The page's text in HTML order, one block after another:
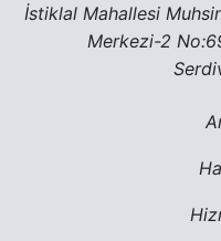
İstiklal Mahallesi
Merkezi-2